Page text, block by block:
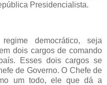
Presidencialista.
democrático, seja
dois cargos de comando
Esses dois cargos se
de Governo. O Chefe de
um todo, ele que dá a